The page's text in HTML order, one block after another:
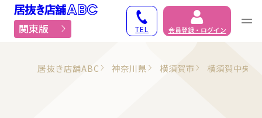
居抜き物件・貸店舗で
関東版 TEL 会員登録・ログイン
居抜き店舗ABC 神奈川県 横須賀市 横須賀中央駅